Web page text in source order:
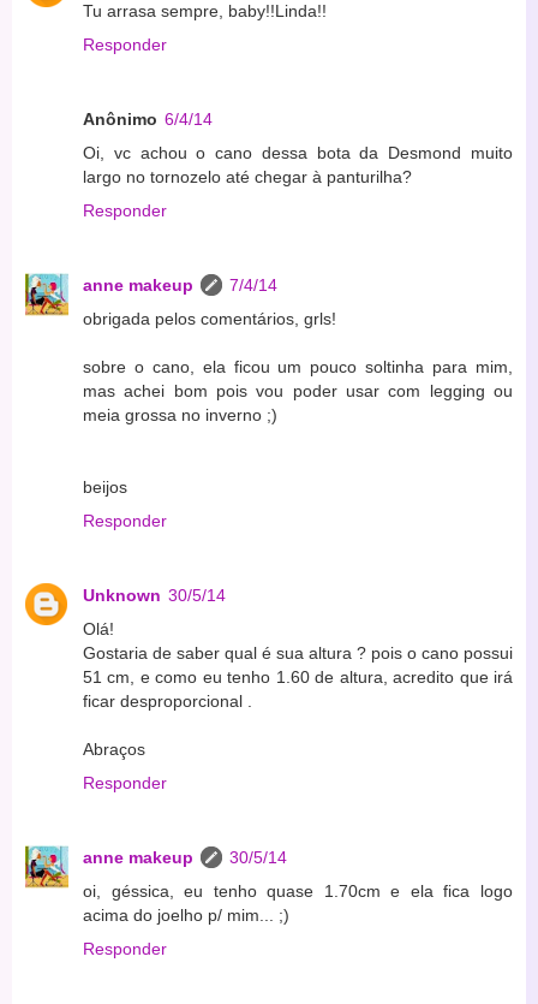
Tu arrasa sempre, baby!!Linda!!
Responder
Anônimo 6/4/14
Oi, vc achou o cano dessa bota da Desmond muito
largo no tornozelo até chegar à panturilha?
Responder
anne makeup
7/4/14
obrigada pelos comentários, grls!
sobre o cano, ela ficou um pouco soltinha para mim,
mas achei bom pois vou poder usar com legging ou
meia grossa no inverno ;)
beijos
Responder
Unknown 30/5/14
Olá!
Gostaria de saber qual é sua altura ? pois o cano possui
51 cm, e como eu tenho 1.60 de altura, acredito que irá
ficar desproporcional .
Abraços
Responder
anne makeup
30/5/14
oi, géssica, eu tenho quase 1.70cm e ela fica logo
acima do joelho p/ mim... ;)
Responder